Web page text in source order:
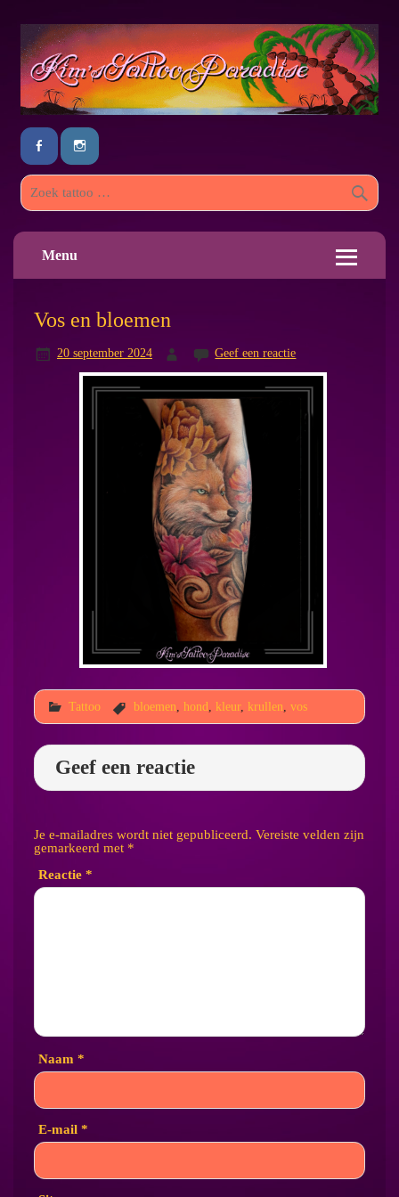
Menu
Vos en bloemen
20 september 2024 Geef een reactie
Tattoo bloemen hond kleur, krullen vos
Geef een reactie
Je e-mailadres wordt niet gepubliceerd. Vereiste velden zijn
gemarkeerd met *
Reactie *
Naam *
E-mail *